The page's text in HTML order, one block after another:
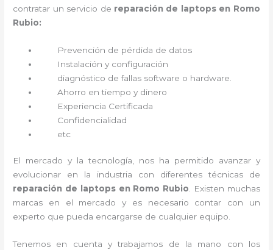
contratar un servicio de reparación de laptops en Romo
Rubio:
Prevención de pérdida de datos
Instalación y configuración
diagnóstico de fallas software o hardware
Ahorro en tiempo y dinero
Experiencia Certificada
Confidencialidad
etc
El mercado y la tecnología, nos ha permitido avanzar y
evolucionar en la industria con diferentes técnicas de
reparación de laptops en Romo Rubio . Existen muchas
marcas en el mercado y es necesario contar con un
experto que pueda encargarse de cualquier equipo.
Tenemos en cuenta y trabajamos de la mano con los